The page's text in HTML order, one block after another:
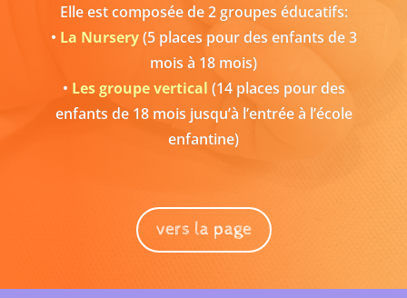
Elle est composée de 2 groupes éducatifs:
• La Nursery (5 places pour des enfants de 3
mois à 18 mois)
• Les groupe vertical (14 places pour des
enfants de 18 mois jusqu’à l’entrée à l’école
enfantine)
vers la page